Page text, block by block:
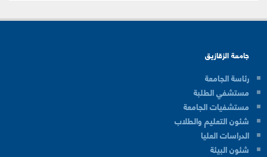
جامعة الزقازيق
رئاسة الجامعة
مستشفي الطلبة
مستشفيات الجامعة
شئون التعليم والطلاب
الدراسات العليا
شئون البيئة